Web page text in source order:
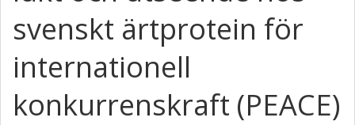
svenskt ärtprotein för
internationell
konkurrenskraft (PEACE)